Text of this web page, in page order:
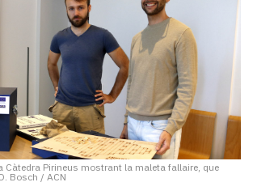
Càtedra Pirineus mostrant la maleta fallaire, que
Bosch / ACN